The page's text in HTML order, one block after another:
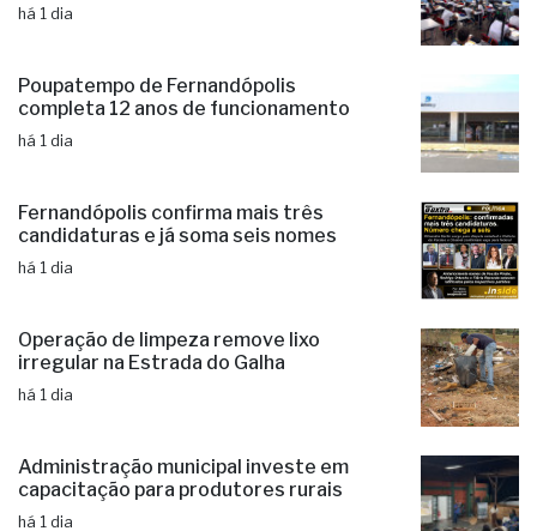
há 1 dia
Poupatempo de Fernandópolis
completa 12 anos de funcionamento
há 1 dia
Fernandópolis confirma mais três
candidaturas e já soma seis nomes
há 1 dia
Operação de limpeza remove lixo
irregular na Estrada do Galha
há 1 dia
Administração municipal investe em
capacitação para produtores rurais
há 1 dia